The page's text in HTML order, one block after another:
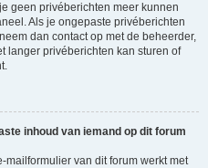
geen privéberichten meer kunnen
Als je ongepaste privéberichten
dan contact op met de beheerder,
langer privéberichten kan sturen of
inhoud van iemand op dit forum
mailformulier van dit forum werkt met